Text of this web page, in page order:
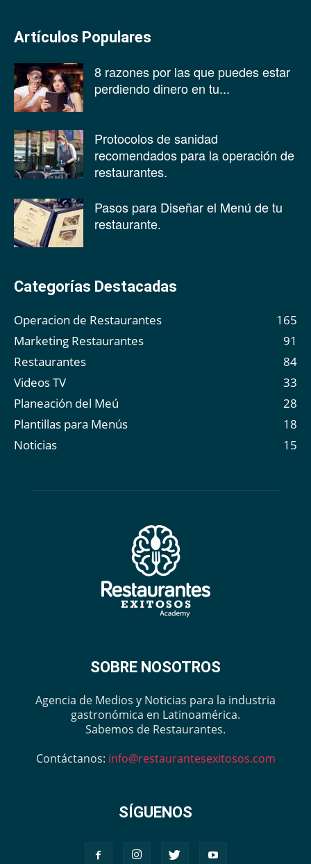
Artículos Populares
8 razones por las que puedes estar
perdiendo dinero en tu...
Protocolos de sanidad
recomendados para la operación de
restaurantes.
Pasos para Diseñar el Menú de tu
restaurante.
Categorías Destacadas
Operacion de Restaurantes
165
Marketing Restaurantes
91
Restaurantes
84
Videos TV
33
Planeación del Meú
28
Plantillas para Menús
18
Noticias
15
SOBRE NOSOTROS
Agencia de Medios y Noticias para la industria
gastronómica en Latinoamérica.
Sabemos de Restaurantes.
Contáctanos: info@restaurantesexitosos.com
SÍGUENOS